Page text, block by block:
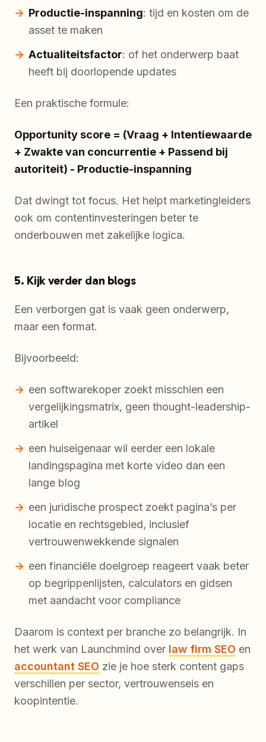
Productie-inspanning: tijd en kosten om de
asset te maken
Actualiteitsfactor: of het onderwerp baat
heeft bij doorlopende updates
Een praktische formule:
Opportunity score = (Vraag + Intentiewaarde
+ Zwakte van concurrentie + Passend bij
autoriteit) - Productie-inspanning
Dat dwingt tot focus. Het helpt marketingleiders
ook om contentinvesteringen beter te
onderbouwen met zakelijke logica.
5. Kijk verder dan blogs
Een verborgen gat is vaak geen onderwerp,
maar een format.
Bijvoorbeeld:
een softwarekoper zoekt misschien een
vergelijkingsmatrix, geen thought-leadership-
artikel
een huiseigenaar wil eerder een lokale
landingspagina met korte video dan een
lange blog
een juridische prospect zoekt pagina’s per
locatie en rechtsgebied, inclusief
vertrouwenwekkende signalen
een financiële doelgroep reageert vaak beter
op begrippenlijsten, calculators en gidsen
met aandacht voor compliance
Daarom is context per branche zo belangrijk. In
het werk van Launchmind over law firm SEO en
accountant SEO zie je hoe sterk content gaps
verschillen per sector, vertrouwenseis en
koopintentie.